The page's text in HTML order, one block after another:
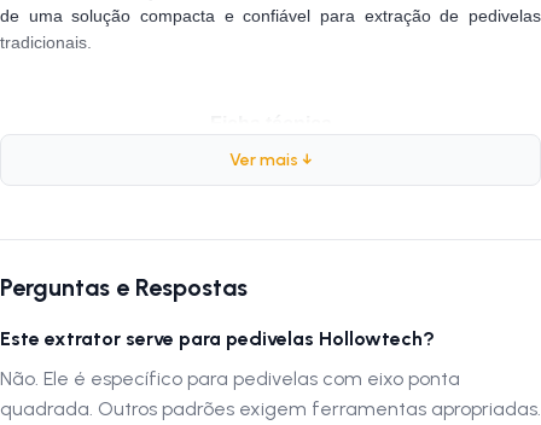
de uma solução compacta e confiável para extração de pedivelas
tradicionais.
Indicado para:Oficinas e manutenção doméstica
Por que usar?
Ferramenta leve e prática, ideal para desmontagens rápidas sem
Ver mais ↓
Perguntas e Respostas
Este extrator serve para pedivelas Hollowtech?
Não. Ele é específico para pedivelas com eixo ponta
quadrada. Outros padrões exigem ferramentas apropriadas.